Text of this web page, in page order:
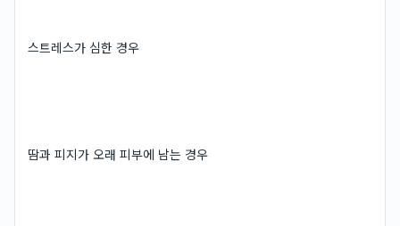
스트레스가 심한 경우
땀과 피지가 오래 피부에 남는 경우